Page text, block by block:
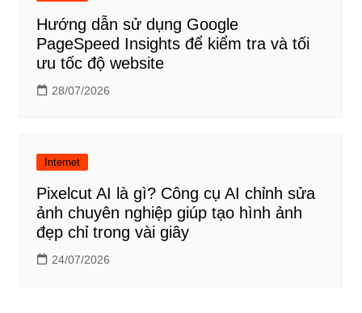
Hướng dẫn sử dụng Google
PageSpeed Insights để kiểm tra và tối
ưu tốc độ website
28/07/2026
Internet
Pixelcut AI là gì? Công cụ AI chỉnh sửa
ảnh chuyên nghiệp giúp tạo hình ảnh
đẹp chỉ trong vài giây
24/07/2026